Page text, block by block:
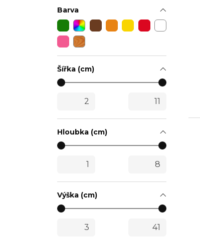
Barva
Šířka (cm)
Hloubka (cm)
Výška (cm)